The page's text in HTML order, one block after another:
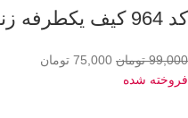
کد 964 کیف یکطرفه زنانه جلو دوخت
99,000 تومان 75,000 تومان
فروخته شده